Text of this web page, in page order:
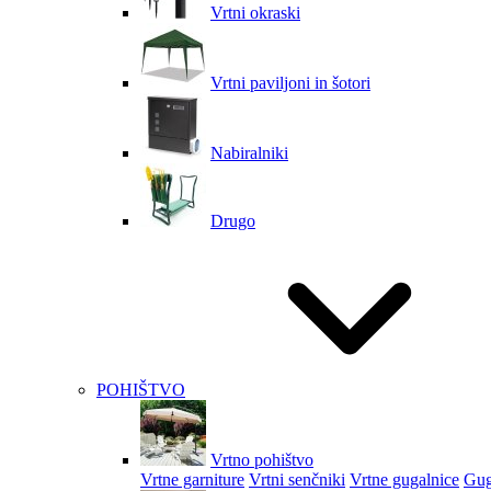
Vrtni okraski
Vrtni paviljoni in šotori
Nabiralniki
Drugo
POHIŠTVO
Vrtno pohištvo
Vrtne garniture Vrtni senčniki Vrtne gugalnice